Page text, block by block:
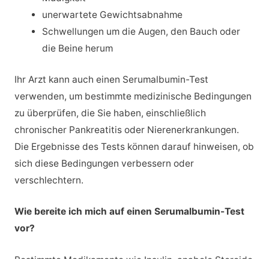
unerwartete Gewichtsabnahme
Schwellungen um die Augen, den Bauch oder
die Beine herum
Ihr Arzt kann auch einen Serumalbumin-Test
verwenden, um bestimmte medizinische Bedingungen
zu überprüfen, die Sie haben, einschließlich
chronischer Pankreatitis oder Nierenerkrankungen.
Die Ergebnisse des Tests können darauf hinweisen, ob
sich diese Bedingungen verbessern oder
verschlechtern.
Wie bereite ich mich auf einen Serumalbumin-Test
vor?